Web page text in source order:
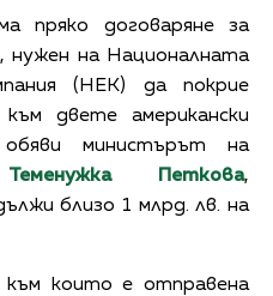
пряко договаряне за
нужен на Националната
(НЕК) да покрие
двете американски
министърът на
Теменужка Петкова,
близо 1 млрд. лв. на
които е отправена